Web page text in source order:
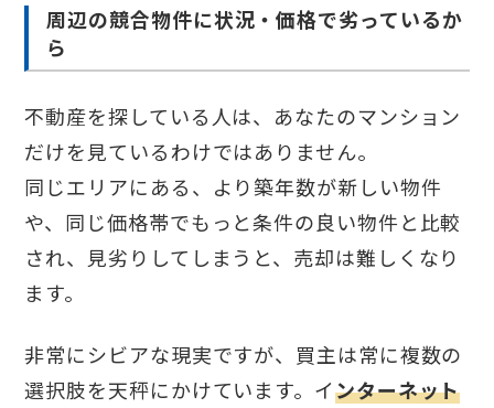
周辺の競合物件に状況・価格で劣っているか
ら
不動産を探している人は、あなたのマンション
だけを見ているわけではありません。
同じエリアにある、より築年数が新しい物件
や、同じ価格帯でもっと条件の良い物件と比較
され、見劣りしてしまうと、売却は難しくなり
ます。
非常にシビアな現実ですが、買主は常に複数の
選択肢を天秤にかけています。インターネット